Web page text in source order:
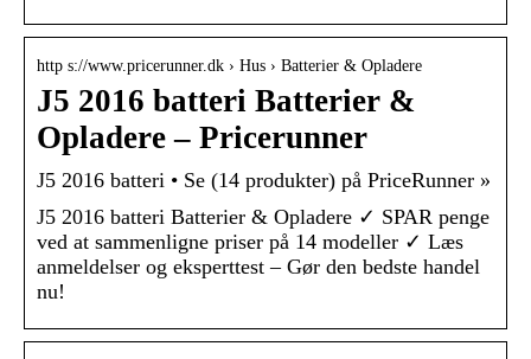
http s://www.pricerunner.dk › Hus › Batterier & Opladere
J5 2016 batteri Batterier &
Opladere – Pricerunner
J5 2016 batteri • Se (14 produkter) på PriceRunner »
J5 2016 batteri Batterier & Opladere ✓ SPAR penge
ved at sammenligne priser på 14 modeller ✓ Læs
anmeldelser og eksperttest – Gør den bedste handel
nu!